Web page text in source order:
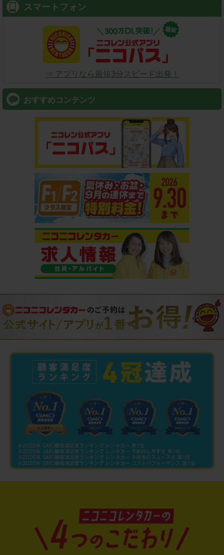
スマートフォン
⇒ アプリなら最短3分スピード出発！
おすすめコンテンツ